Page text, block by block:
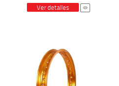
Ver detalles